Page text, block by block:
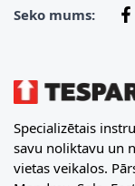
Seko mums:
Specializētais
savu noliktavu un
vietas veikalos.